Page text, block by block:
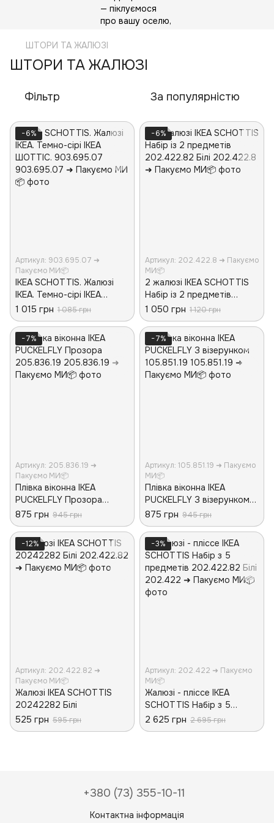
ШТОРИ ТА ЖАЛЮЗІ
ШТОРИ ТА ЖАЛЮЗІ
Фільтр За популярністю
−6%
Артикул: 903.695.07 ➜
Пакуємо МИ📦
IKEA SCHOTTIS. Жалюзі
IKEА. Темно-сірі ІКЕА
ШОТТІС. 903.695.07
1 015 грн 1 085 грн
−6%
Артикул: 202.422.8 ➜ Пакуємо
МИ📦
2 жалюзі IKEA SCHOTTIS
Набір із 2 предметів
202.422.82 Білі
1 050 грн 1 120 грн
−7%
Артикул: 205.836.19 ➜
Пакуємо МИ📦
Плівка віконна IKEA
PUCKELFLY Прозора
205.836.19
875 грн 945 грн
−7%
Артикул: 105.851.19 ➜ Пакуємо
МИ📦
Плівка віконна IKEA
PUCKELFLY З візерунком
105.851.19
875 грн 945 грн
−12%
Артикул: 202.422.82 ➜
Пакуємо МИ📦
Жалюзі IKEA SCHOTTIS
20242282 Білі
525 грн 595 грн
−3%
Артикул: 202.422 ➜ Пакуємо
МИ📦
Жалюзі - пліссе IKEA
SCHOTTIS Набір з 5
предметів 202.422.82 Білі
2 625 грн 2 695 грн
+380 (73) 355-10-11
Контактна інформація